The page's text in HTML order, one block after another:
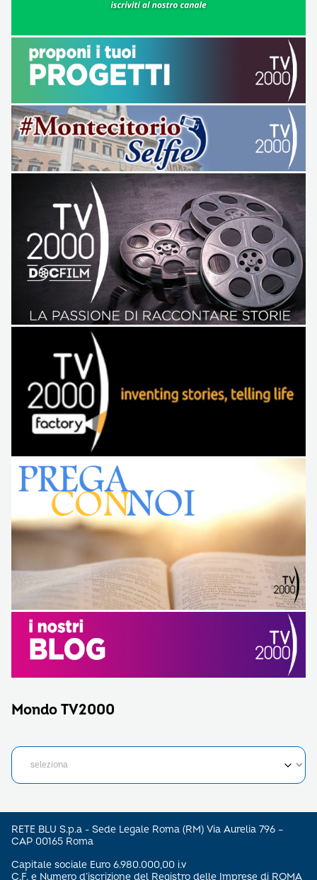
Mondo TV2000
RETE BLU S.p.a - Sede Legale Roma (RM) Via Aurelia 796 –
CAP 00165 Roma
Capitale sociale Euro 6.980.000,00 i.v
C.F. e Numero d’iscrizione del Registro delle Imprese di ROMA